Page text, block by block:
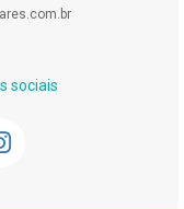
sociais